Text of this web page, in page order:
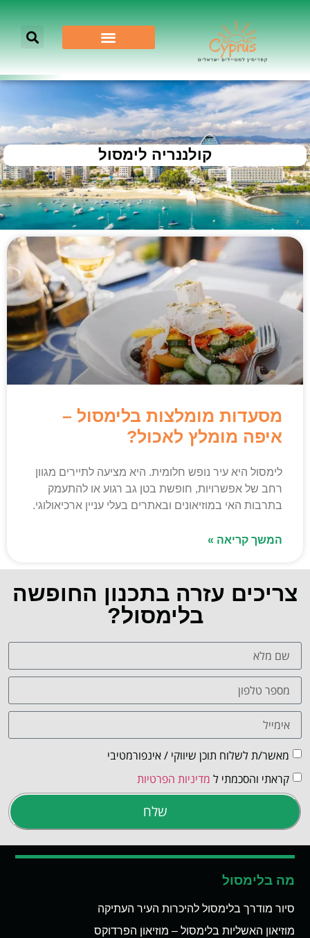
קולננריה לימסול
מסעדות מומלצות בלימסול –
איפה מומלץ לאכול?
לימסול היא עיר נופש חלומית. היא מציעה לתיירים מגוון
רחב של אפשרויות, חופשת בטן גב רגוע או להתעמק
בתרבות האי במוזיאונים ובאתרים בעלי עניין ארכיאולוגי.
המשך קריאה »
צריכים עזרה בתכנון החופשה
בלימסול?
מאשר/ת לשלוח תוכן שיווקי / אינפורמטיבי
קראתי והסכמתי ל מדיניות הפרטיות
שלח
מה בלימסול
סיור מודרך בלימסול להיכרות העיר העתיקה
מוזיאון האשליות בלימסול – מוזיאון הפרדוקס